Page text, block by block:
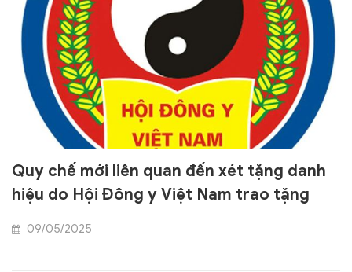
Quy chế mới liên quan đến xét tặng danh
hiệu do Hội Đông y Việt Nam trao tặng
09/05/2025